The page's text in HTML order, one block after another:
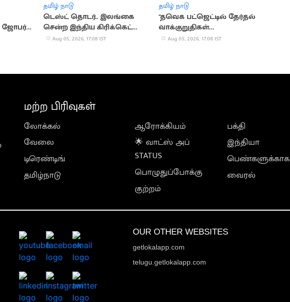
ஜோபர்க்
தமிழ் நாடு
டெஸ்ட் தொடர்.. இலங்கை
சென்ற இந்திய கிரிக்கெட்
அணி
Aug 05, 2026, 17:08 IST
தமிழ் நாடு
"தவெக பட்ஜெட்டில் தேர்தல்
வாக்குறுதிகள்
இடம்பெறவில்லை".. முகமது
Aug 05, 2026, 17:08 IST
மற்ற பிரிவுகள்
லோக்கல்
வேலை
டிரெண்டிங்
தமிழ்நாடு
ஆரோக்கியம்
🌟 வாட்ஸ் அப்
STATUS
பொழுதுப்போக்கு
குற்றம்
பக்தி
இந்தியா
பெண்களுக்காக
வைரல்
OUR OTHER WEBSITES
getlokalapp.com
telugu.getlokalapp.com